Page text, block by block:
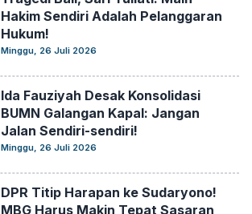
Hakim Sendiri Adalah Pelanggaran
Hukum!
Minggu, 26 Juli 2026
Ida Fauziyah Desak Konsolidasi
BUMN Galangan Kapal: Jangan
Jalan Sendiri-sendiri!
Minggu, 26 Juli 2026
DPR Titip Harapan ke Sudaryono!
MBG Harus Makin Tepat Sasaran